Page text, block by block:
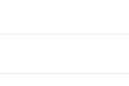
固相萃取小柱凭借强非极
对四环素类化合物实现稳